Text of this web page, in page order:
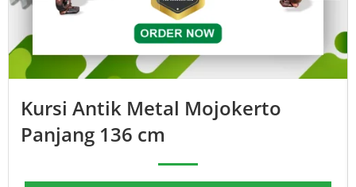
Kursi Antik Metal Mojokerto
Panjang 136 cm